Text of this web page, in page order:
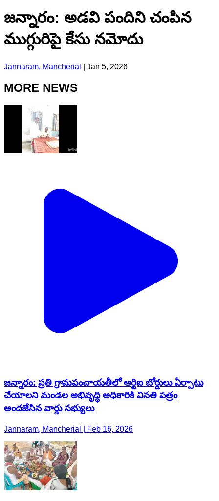
జన్నారం: అడవి పందిని చంపిన
ముగ్గురిపై కేసు నమోదు
Jannaram, Mancherial Jan 5, 2026
MORE NEWS
జన్నారం: ప్రతి గ్రామపంచాయతీలో ఆర్టిఐ బోర్డులు ఏర్పాటు
చేయాలని మండల అభివృద్ధి అధికారికి వినతి పత్రం
అందజేసిన వార్డు సభ్యులు
Jannaram, Mancherial | Feb 16, 2026